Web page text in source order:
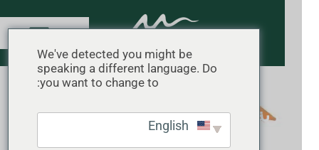
عربة قابلة للطي مقابل عربة تخييم:
الاختلافات الرئيسية لتوريد قطع الغيار
We've detected you might be
speaking a different language. Do
you want to change to:
English